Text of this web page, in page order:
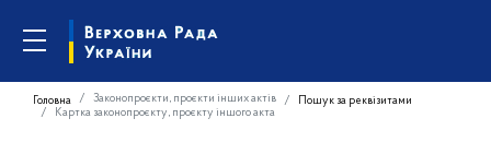
Головна Законопроєкти, проєкти інших актів
Пошук за реквізитами
Картка законопроєкту, проєкту іншого акта